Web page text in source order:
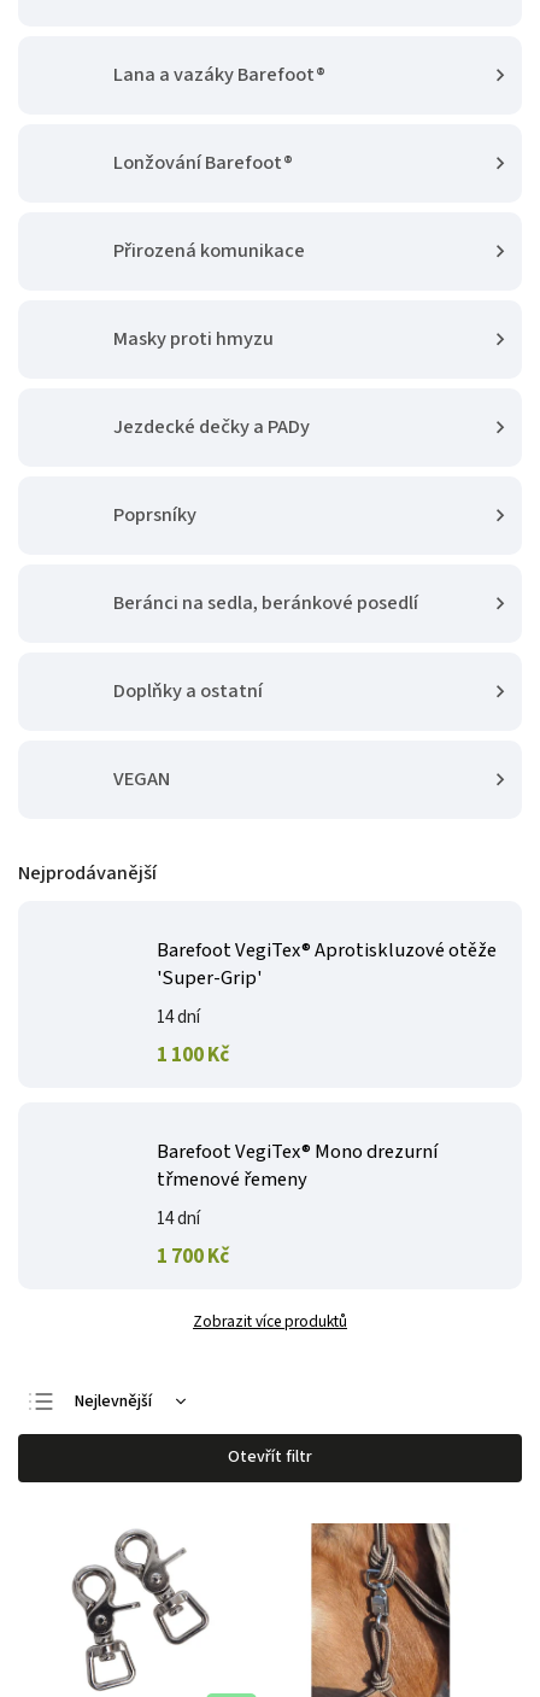
Lana a vazáky Barefoot®
Lonžování Barefoot®
Přirozená komunikace
Masky proti hmyzu
Jezdecké dečky a PADy
Poprsníky
Beránci na sedla, beránkové posedlí
Doplňky a ostatní
VEGAN
Nejprodávanější
Barefoot VegiTex® Aprotiskluzové otěže
'Super-Grip'
14 dní
1 100 Kč
Barefoot VegiTex® Mono drezurní
třmenové řemeny
14 dní
1 700 Kč
Zobrazit více produktů
Nejlevnější
Nejdražší
Nejprodávanější
Otevřít filtr